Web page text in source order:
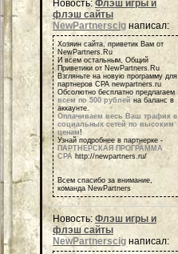
Новость: Флэш игры и
флэш сайты
NewPartnerscig написал:
Хозяин сайта, приветик Вам от
NewPartners.Ru
И всем остальным, Общий
Приветики от NewPartners.Ru
Взгляньте на новую программу для
партнеров СРА newpartners.ru
Обсолютно бесплатно предлагаем
всем по 500 рублей на баланс в
аккаунте.
Оплачиваем весь Ваш трафик с
социальных сетей по высоким
ценам!
Узнай подробнее в партнерке -
ПАРТНЕРСКАЯ ПРОГРАММА
СРА http://newpartners.ru/
Всем спасибо за внимание,
команда NewPartners
Новость: Флэш игры и
флэш сайты
NewPartnerscig написал: